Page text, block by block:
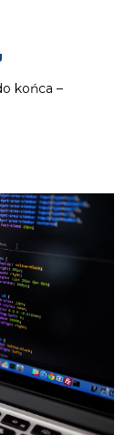
końca –